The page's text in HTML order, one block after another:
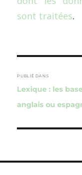
sont traitées.
de
l’article
PUBLIÉ DANS
Lexique : les
anglais ou